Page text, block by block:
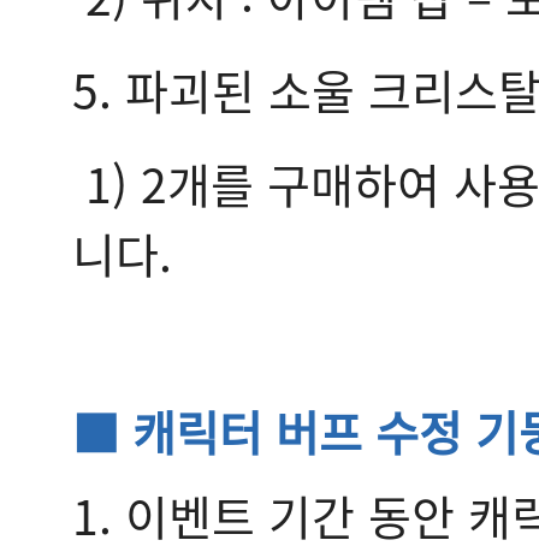
5. 파괴된 소울 크리스
1) 2개를 구매하여 사
니다.
■ 캐릭터 버프 수정 기
1. 이벤트 기간 동안 캐